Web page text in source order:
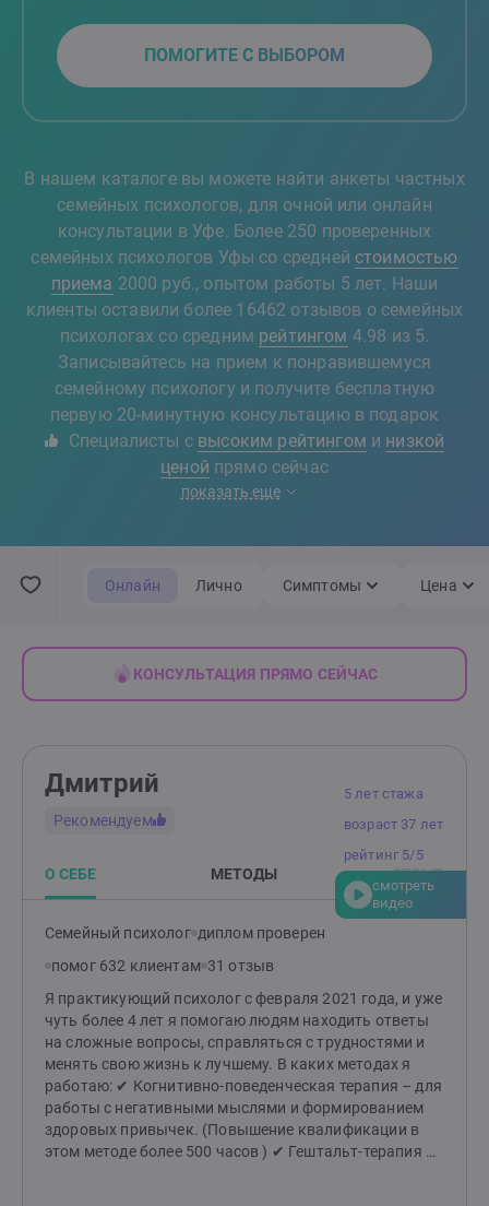
ПОМОГИТЕ С ВЫБОРОМ
В нашем каталоге вы можете найти анкеты частных
семейных психологов, для очной или онлайн
консультации в Уфе. Более 250 проверенных
семейных психологов Уфы со средней стоимостью
приема 2000 руб., опытом работы 5 лет. Наши
клиенты оставили более 16462 отзывов о семейных
психологах со средним рейтингом 4.98 из 5.
Записывайтесь на прием к понравившемуся
семейному психологу и получите бесплатную
первую 20-минутную консультацию в подарок
Специалисты с высоким рейтингом и низкой
ценой прямо сейчас
показать еще
Онлайн Лично Симптомы Цена
КОНСУЛЬТАЦИЯ ПРЯМО СЕЙЧАС
5 лет стажа
возраст 37 лет
рейтинг 5/5
смотреть
видео
Дмитрий
Рекомендуем
О СЕБЕ МЕТОДЫ ОТЗЫВ
Семейный психолог диплом проверен
помог 632 клиентам 31 отзыв
Я практикующий психолог с февраля 2021 года, и уже
чуть более 4 лет я помогаю людям находить ответы
на сложные вопросы, справляться с трудностями и
менять свою жизнь к лучшему. В каких методах я
работаю: ✔ Когнитивно-поведенческая терапия – для
работы с негативными мыслями и формированием
здоровых привычек. (Повышение квалификации в
этом методе более 500 часов ) ✔ Гештальт-терапия –